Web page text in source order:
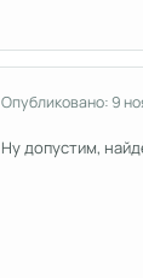
Опубликовано:9
Ну допустим,